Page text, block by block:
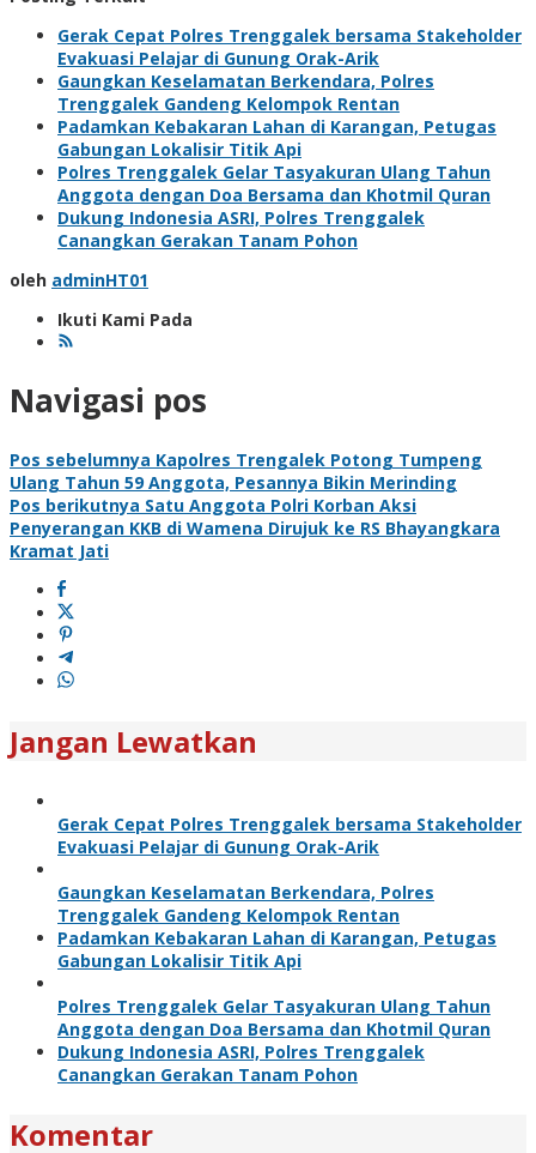
Gerak Cepat Polres Trenggalek bersama Stakeholder
Evakuasi Pelajar di Gunung Orak-Arik
Gaungkan Keselamatan Berkendara, Polres
Trenggalek Gandeng Kelompok Rentan
Padamkan Kebakaran Lahan di Karangan, Petugas
Gabungan Lokalisir Titik Api
Polres Trenggalek Gelar Tasyakuran Ulang Tahun
Anggota dengan Doa Bersama dan Khotmil Quran
Dukung Indonesia ASRI, Polres Trenggalek
Canangkan Gerakan Tanam Pohon
oleh adminHT01
Ikuti Kami Pada
Navigasi pos
Pos sebelumnya Kapolres Trengalek Potong Tumpeng
Ulang Tahun 59 Anggota, Pesannya Bikin Merinding
Pos berikutnya Satu Anggota Polri Korban Aksi
Penyerangan KKB di Wamena Dirujuk ke RS Bhayangkara
Kramat Jati
Jangan Lewatkan
Gerak Cepat Polres Trenggalek bersama Stakeholder
Evakuasi Pelajar di Gunung Orak-Arik
Gaungkan Keselamatan Berkendara, Polres
Trenggalek Gandeng Kelompok Rentan
Padamkan Kebakaran Lahan di Karangan, Petugas
Gabungan Lokalisir Titik Api
Polres Trenggalek Gelar Tasyakuran Ulang Tahun
Anggota dengan Doa Bersama dan Khotmil Quran
Dukung Indonesia ASRI, Polres Trenggalek
Canangkan Gerakan Tanam Pohon
Komentar